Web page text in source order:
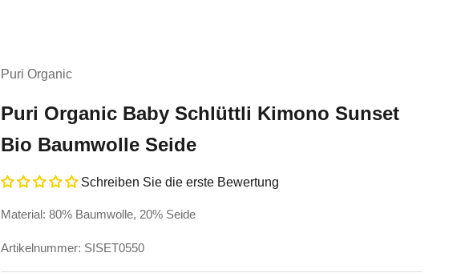
Puri Organic
Puri Organic Baby Schlüttli Kimono Sunset
Bio Baumwolle Seide
Schreiben Sie die erste Bewertung
Material: 80% Baumwolle, 20% Seide
Artikelnummer: SISET0550